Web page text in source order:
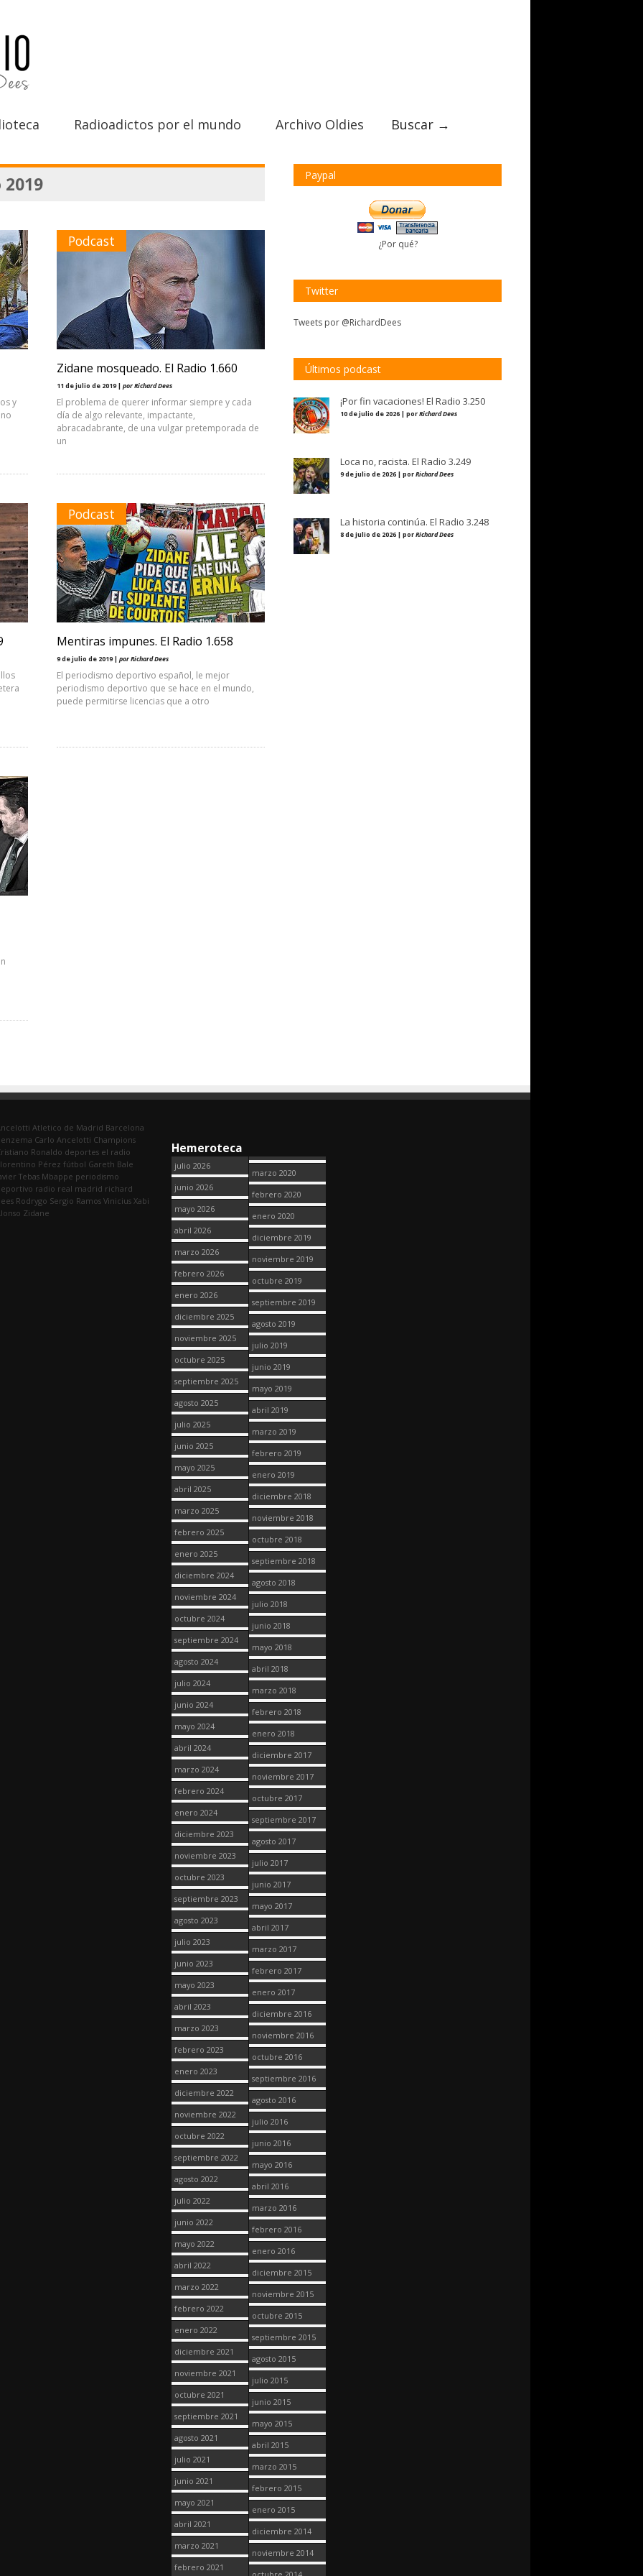
Radioadictos por el mundo Archivo Oldies Buscar →
y
Podcast
Zidane mosqueado. El Radio 1.660
11 de julio de 2019 | por Richard Dees
El problema de querer informar siempre y cada
día de algo relevante, impactante,
abracadabrante, de una vulgar pretemporada de
un
Podcast
Mentiras impunes. El Radio 1.658
9 de julio de 2019 | por Richard Dees
El periodismo deportivo español, le mejor
periodismo deportivo que se hace en el mundo,
puede permitirse licencias que a otro
Paypal
¿Por qué?
Twitter
Tweets por @RichardDees
Últimos podcast
¡Por fin vacaciones! El Radio 3.250
10 de julio de 2026 | porRichard Dees
Loca no, racista. El Radio 3.249
9 de julio de 2026 | porRichard Dees
La historia continúa. El Radio 3.248
8 de julio de 2026 | porRichard Dees
Atletico de Madrid Barcelona
Carlo Ancelotti Champions
Ronaldo deportes el radio
Pérez fútbol Gareth Bale
Tebas Mbappe periodismo
radio real madrid richard
Rodrygo Sergio Ramos Vinicius Xabi
Zidane
Hemeroteca
julio 2026
junio 2026
mayo 2026
abril 2026
marzo 2026
febrero 2026
enero 2026
diciembre 2025
noviembre 2025
octubre 2025
septiembre 2025
agosto 2025
julio 2025
junio 2025
mayo 2025
abril 2025
marzo 2025
febrero 2025
enero 2025
diciembre 2024
noviembre 2024
octubre 2024
septiembre 2024
agosto 2024
julio 2024
junio 2024
mayo 2024
abril 2024
marzo 2024
febrero 2024
enero 2024
diciembre 2023
noviembre 2023
octubre 2023
septiembre 2023
agosto 2023
julio 2023
junio 2023
mayo 2023
abril 2023
marzo 2023
febrero 2023
enero 2023
diciembre 2022
noviembre 2022
octubre 2022
septiembre 2022
agosto 2022
julio 2022
junio 2022
mayo 2022
abril 2022
marzo 2022
febrero 2022
enero 2022
diciembre 2021
noviembre 2021
octubre 2021
septiembre 2021
agosto 2021
julio 2021
junio 2021
mayo 2021
abril 2021
marzo 2021
febrero 2021
marzo 2020
febrero 2020
enero 2020
diciembre 2019
noviembre 2019
octubre 2019
septiembre 2019
agosto 2019
julio 2019
junio 2019
mayo 2019
abril 2019
marzo 2019
febrero 2019
enero 2019
diciembre 2018
noviembre 2018
octubre 2018
septiembre 2018
agosto 2018
julio 2018
junio 2018
mayo 2018
abril 2018
marzo 2018
febrero 2018
enero 2018
diciembre 2017
noviembre 2017
octubre 2017
septiembre 2017
agosto 2017
julio 2017
junio 2017
mayo 2017
abril 2017
marzo 2017
febrero 2017
enero 2017
diciembre 2016
noviembre 2016
octubre 2016
septiembre 2016
agosto 2016
julio 2016
junio 2016
mayo 2016
abril 2016
marzo 2016
febrero 2016
enero 2016
diciembre 2015
noviembre 2015
octubre 2015
septiembre 2015
agosto 2015
julio 2015
junio 2015
mayo 2015
abril 2015
marzo 2015
febrero 2015
enero 2015
diciembre 2014
noviembre 2014